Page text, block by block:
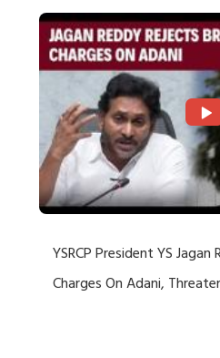
YSRCP President YS
Charges On Adani,